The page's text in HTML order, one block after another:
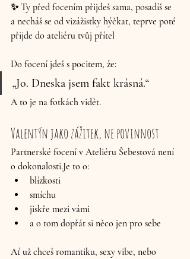
✨ Ty před focením přijdeš sama, posadíš se
a necháš se od vizážistky hýčkat, teprve poté
přijde do ateliéru tvůj přítel
Do focení jdeš s pocitem, že:
„Jo. Dneska jsem fakt krásná.“
A to je na fotkách vidět.
Valentýn jako zážitek, ne povinnost
Partnerské focení v Ateliéru Šebestová není
o dokonalosti.Je to o:
blízkosti
smíchu
jiskře mezi vámi
a o tom dopřát si něco jen pro sebe
Ať už chceš romantiku, sexy vibe, nebo